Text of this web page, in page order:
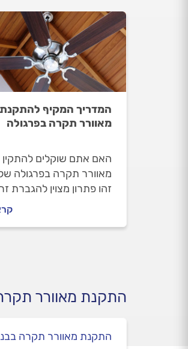
המדריך המקיף להתקנת
מאוורר תקרה בפרגולה
האם אתם שוקלים להתקין
מאוורר תקרה בפרגולה
זהו פתרון מצוין להגברת
חמים. אך האם זה אפשרי,
זה מתבצע?
התקנת מאוורר
התקנת מאוורר תקרה